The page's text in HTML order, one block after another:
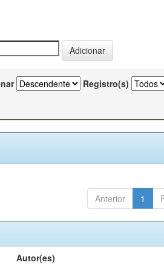
Registro(s)
Anterior 1
Autor(es)